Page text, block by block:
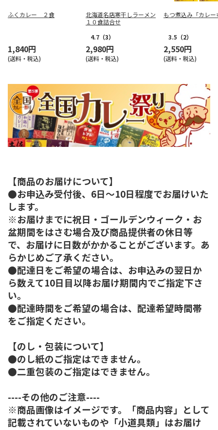
ふくカレー ２食
1,840円
(送料・税込)
北海道名店寒干しラーメン
１０食詰合せ
4.7 （3）
2,980円
(送料・税込)
もつ煮込み「カレー
3.5 （2）
2,550円
(送料・税込)
【商品のお届けについて】
●お申込み受付後、6日～10日程度でお届けいた
します。
※お届けまでに祝日・ゴールデンウィーク・お
盆期間をはさむ場合及び商品提供者の休日等
で、お届けに日数がかかることがございます。あ
らかじめご了承ください。
●配達日をご希望の場合は、お申込みの翌日か
ら数えて10日目以降お届け期間内でご指定下さ
い。
●配達時間をご希望の場合は、配達希望時間帯
をご指定ください。
【のし・包装について】
●のし紙のご指定はできません。
●二重包装のご指定はできません。
----その他のご注意----
※商品画像はイメージです。「商品内容」として
記載されていないものや「小道具類」はお届け